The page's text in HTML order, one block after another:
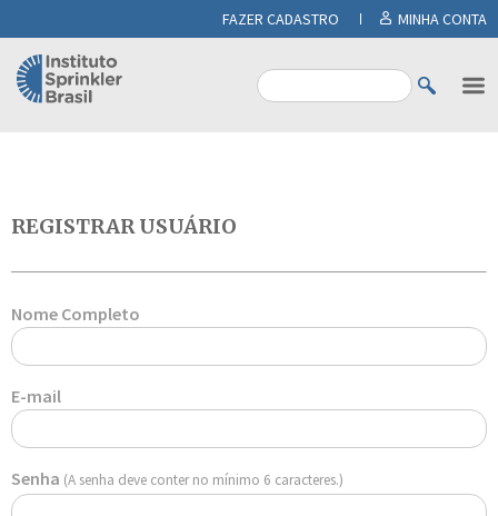
FAZER CADASTRO MINHA CONTA
REGISTRAR USUÁRIO
Nome Completo
E-mail
Senha (A senha deve conter no mínimo 6 caracteres.)